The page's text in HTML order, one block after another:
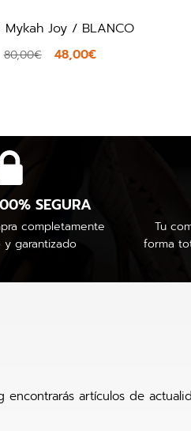
Mykah Joy / BLANCO
80,00€ 48,00€
SEGURA
completamente
y garantizado
Tu
forma
encontrarás artículos de